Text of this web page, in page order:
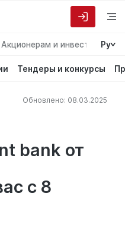
Акционерам и инвесторам
Ру
Тендеры и конкурсы
Обновлено: 08.03.2025
bank от
с 8